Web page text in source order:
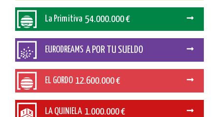
La Primitiva 54.000.000 €
EURODREAMS A POR TU SUELDO
EL GORDO 12.600.000 €
LA QUINIELA 1.000.000 €